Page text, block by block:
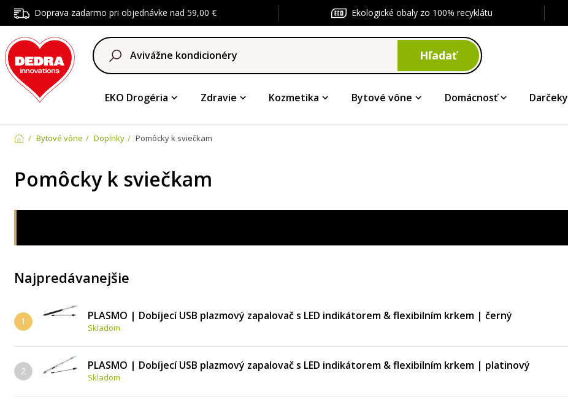
Doprava zadarmo pri objednávke nad 59,00 € Ekologické obaly zo 100% recyklátu
Hľadať
EKO Drogéria Zdravie Kozmetika Bytové vône Domácnosť Darčeky
Bytové vône Doplnky Pomôcky k sviečkam
Pomôcky k sviečkam
Najpredávanejšie
1 PLASMO | Dobíjecí USB plazmový zapalovač s LED indikátorem & flexibilním krkem | černý
Skladom
2 PLASMO | Dobíjecí USB plazmový zapalovač s LED indikátorem & flexibilním krkem | platinový
Skladom